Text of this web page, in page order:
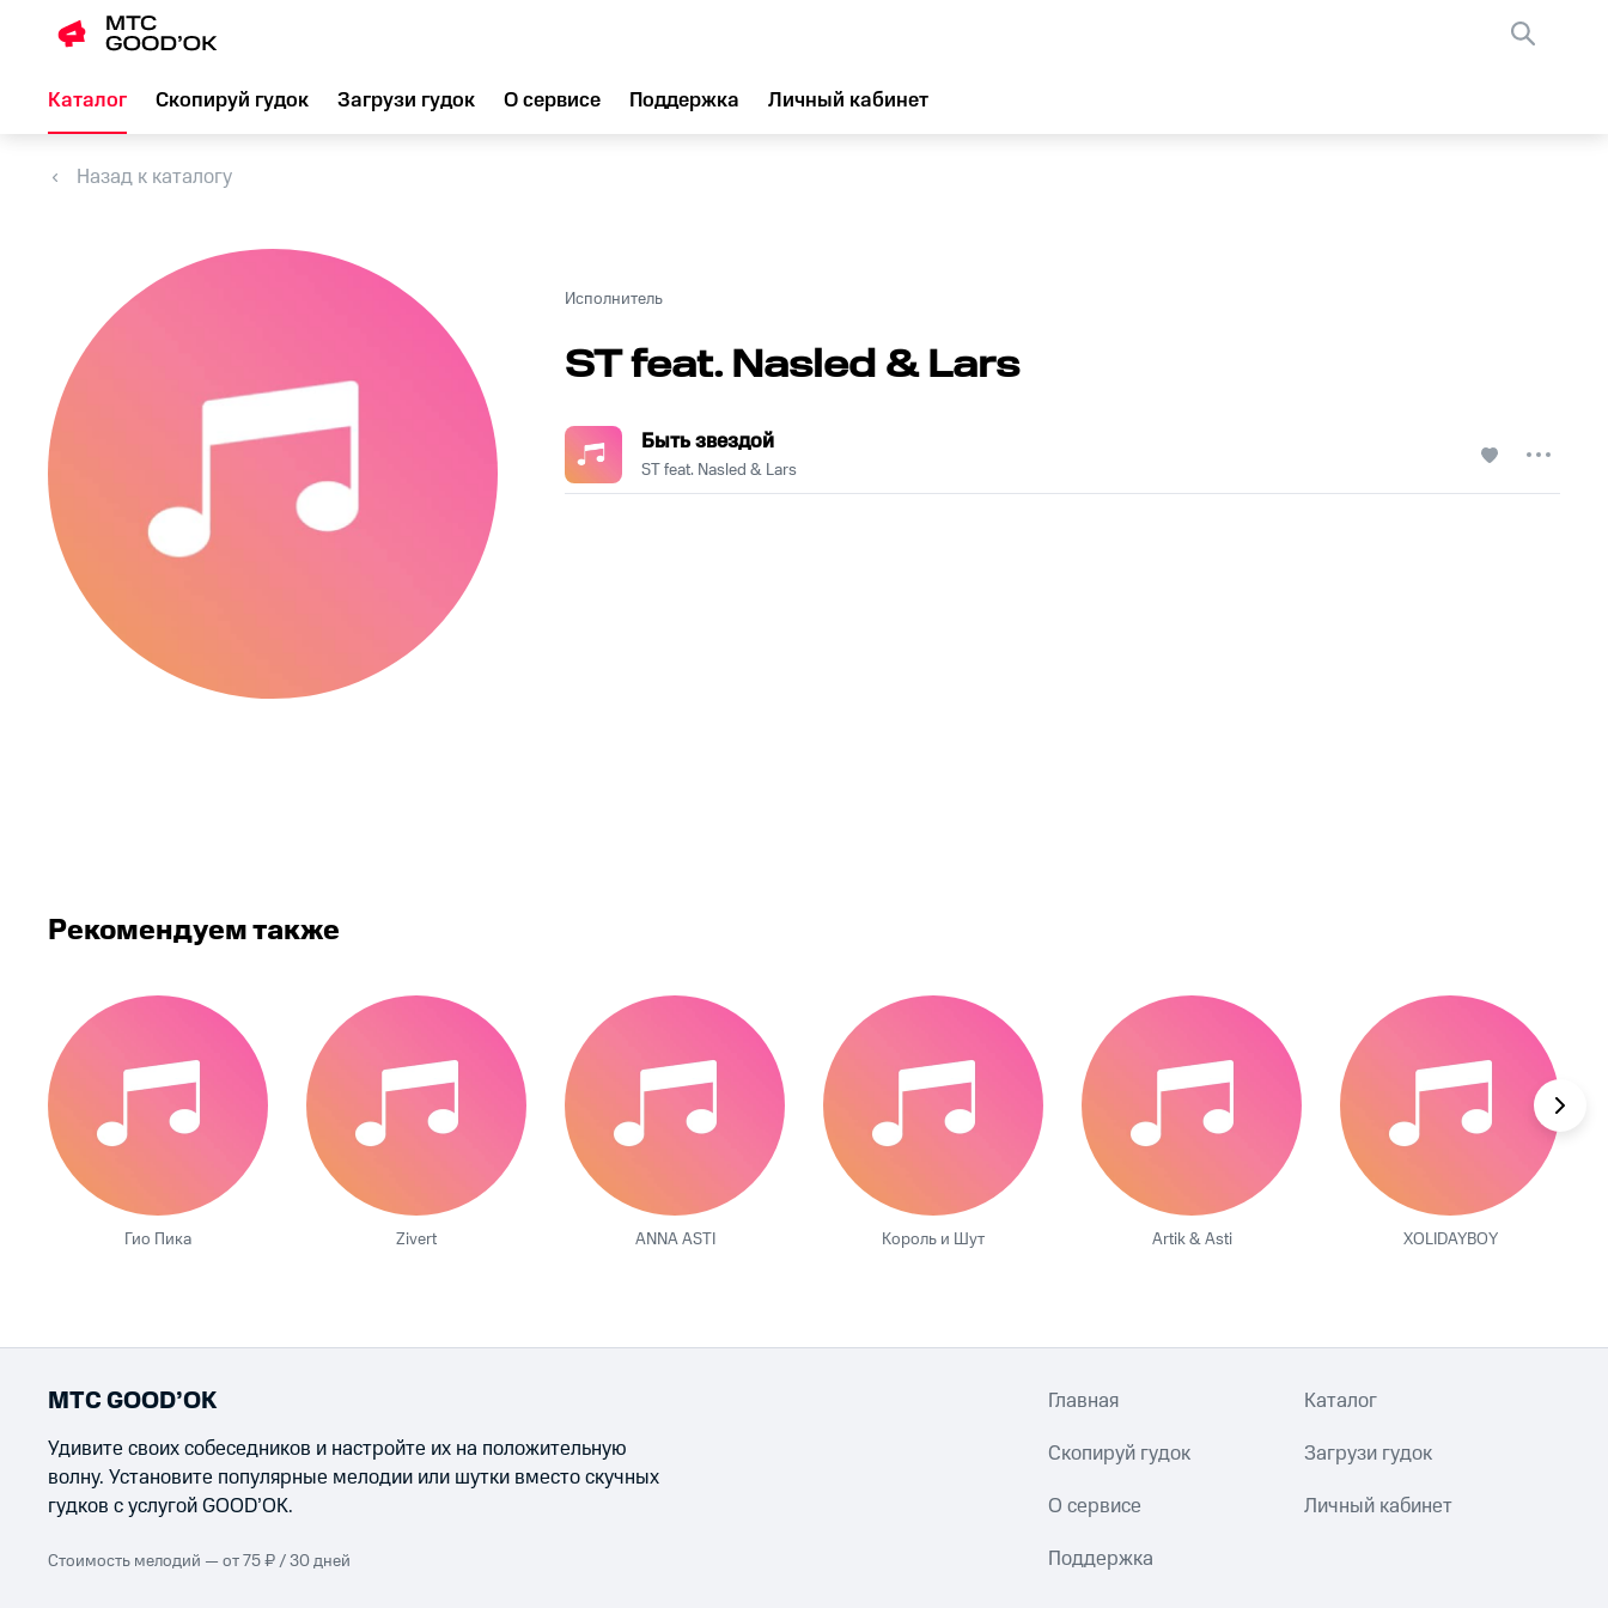
Каталог Скопируй гудок Загрузи гудок О сервисе Поддержка Личный кабинет
Назад к каталогу
Исполнитель
ST feat. Nasled & Lars
Быть звездой
ST feat. Nasled & Lars
Рекомендуем также
Гио Пика Zivert ANNA ASTI Король и Шут Artik & Asti XOLIDAYBOY
МТС GOOD’OK
Удивите своих собеседников и настройте их на положительную
волну. Установите популярные мелодии или шутки вместо скучных
гудков с услугой GOOD’OK.
Стоимость мелодий — от 75 ₽ / 30 дней
Главная Каталог
Скопируй гудок Загрузи гудок
О сервисе Личный кабинет
Поддержка